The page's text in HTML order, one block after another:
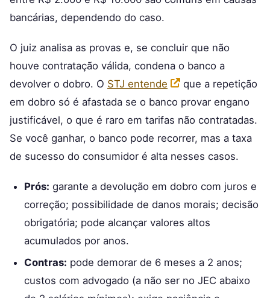
bancárias, dependendo do caso.
O juiz analisa as provas e, se concluir que não
houve contratação válida, condena o banco a
devolver o dobro. O STJ entende
que a repetição
em dobro só é afastada se o banco provar engano
justificável, o que é raro em tarifas não contratadas.
Se você ganhar, o banco pode recorrer, mas a taxa
de sucesso do consumidor é alta nesses casos.
Prós: garante a devolução em dobro com juros e
correção; possibilidade de danos morais; decisão
obrigatória; pode alcançar valores altos
acumulados por anos.
Contras: pode demorar de 6 meses a 2 anos;
custos com advogado (a não ser no JEC abaixo